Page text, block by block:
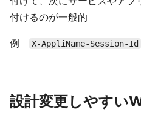
付けるのが一般的
例 X-AppliName-Session-Id
設計変更しやすい